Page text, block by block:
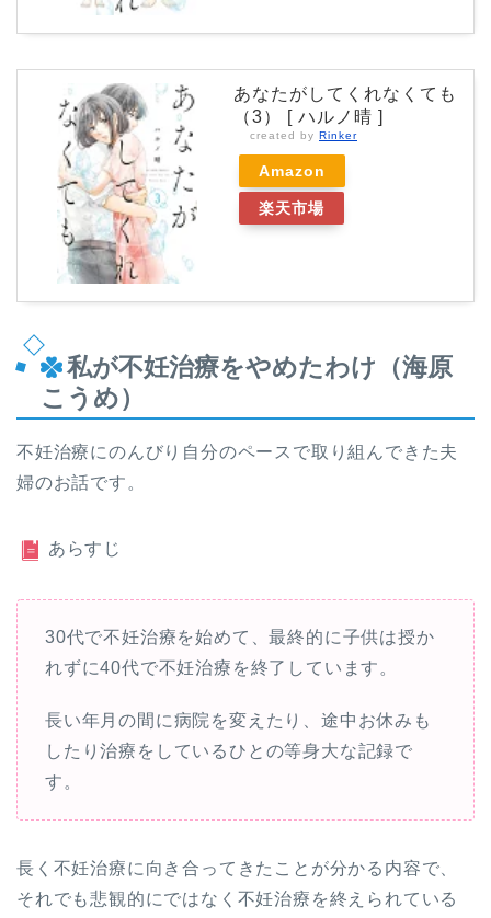
あなたがしてくれなくても
（3） [ ハルノ晴 ]
created by Rinker
Amazon
楽天市場
私が不妊治療をやめたわけ（海原
こうめ）
不妊治療にのんびり自分のペースで取り組んできた夫
婦のお話です。
あらすじ
30代で不妊治療を始めて、最終的に子供は授か
れずに40代で不妊治療を終了しています。
長い年月の間に病院を変えたり、途中お休みも
したり治療をしているひとの等身大な記録で
す。
長く不妊治療に向き合ってきたことが分かる内容で、
それでも悲観的にではなく不妊治療を終えられている